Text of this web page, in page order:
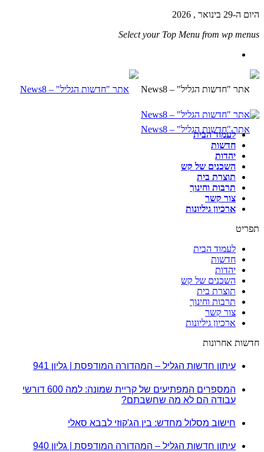
היום ה-29 בינואר , 2026
Select your Top Menu from wp menus
לעמוד הבית
חדשות
יהדות
השכנים של קש
תוצרת בית
תרבות וחינוך
צור קשר
ארכיון גיליונות
תפריט
לעמוד הבית
חדשות
יהדות
השכנים של קש
תוצרת בית
תרבות וחינוך
צור קשר
ארכיון גיליונות
חדשות אחרונות
עיתון חדשות הגליל – המהדורה המודפסת | גליון 941
המספרים המפתיעים של קריית שמונה: למה 600 דורשי
עבודה הם לא מה שחשבתם?
חישוב מסלול מחדש: בין הג'קוזי לבבא סאלי
עיתון חדשות הגליל – המהדורה המודפסת | גליון 940